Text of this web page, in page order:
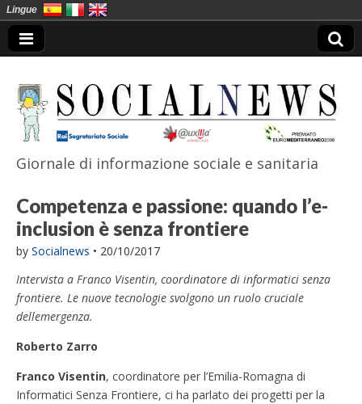
SocialNews
Giornale di informazione sociale e sanitaria
Competenza e passione: quando l’e-
inclusion è senza frontiere
by Socialnews • 20/10/2017
Intervista a Franco Visentin, coordinatore di informatici senza
frontiere. Le nuove tecnologie svolgono un ruolo cruciale
dellemergenza.
Roberto Zarro
Franco Visentin, coordinatore per l’Emilia-Romagna di
Informatici Senza Frontiere, ci ha parlato dei progetti per la
Lingue